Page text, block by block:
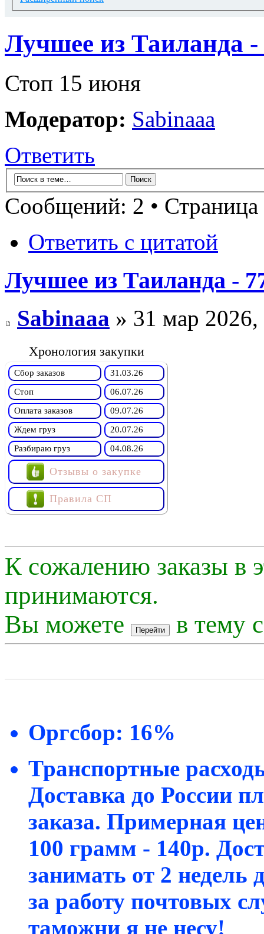
Лучшее из Таиланда -
Стоп 15 июня
Модератор: Sabinaaa
Ответить
Сообщений: 2 • Страница
Ответить с цитатой
Лучшее из Таиланда -
Sabinaaa » 31 мар
Хронология закупки
Сбор заказов
31.03.26
Стоп
06.07.26
Оплата заказов
09.07.26
Ждем груз
20.07.26
Разбираю груз
04.08.26
Отзывы о закупке
Правила СП
К сожалению заказы в
принимаются.
Вы можете
в тему
Оргсбор: 16%
Транспортные
Доставка до России
заказа. Примерная
100 грамм - 140р.
занимать от 2 недель
за работу почтовых
таможни я не несу!